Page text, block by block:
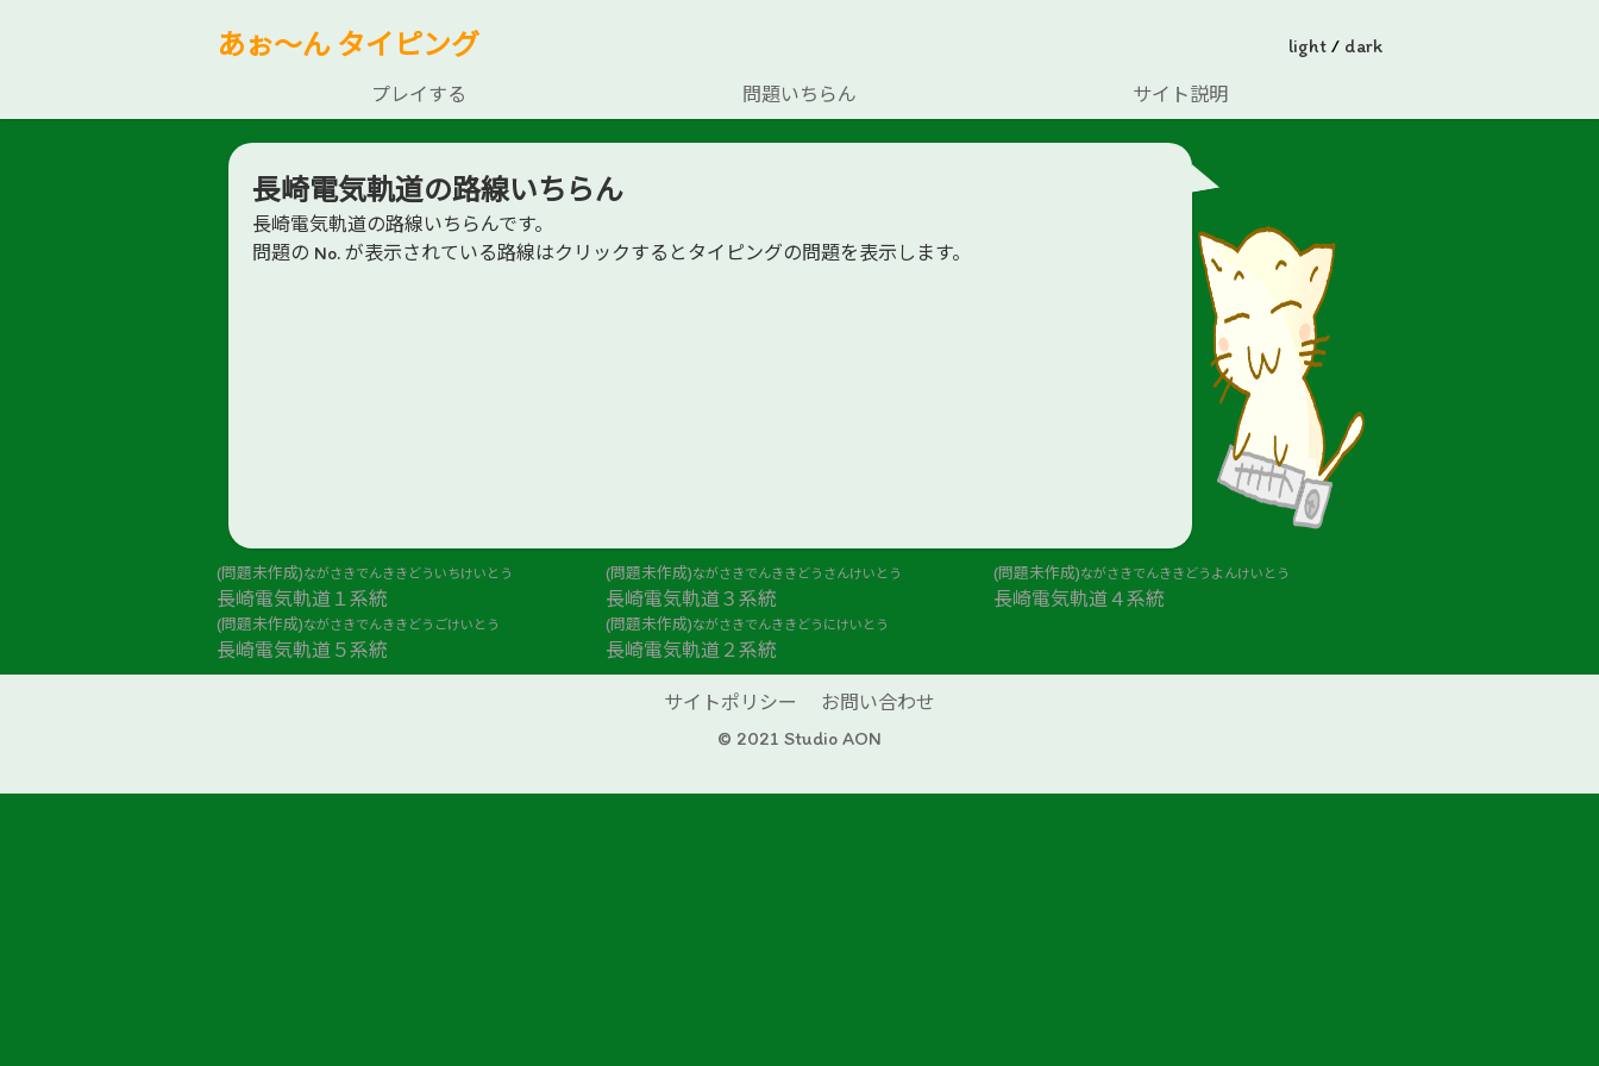
あぉ～ん タイピング light / dark
プレイする 問題いちらん サイト説明
長崎電気軌道の路線いちらん
長崎電気軌道の路線いちらんです。
問題の No. が表示されている路線はクリックするとタイピングの問題を表示します。
(問題未作成)ながさきでんききどういちけいとう
長崎電気軌道１系統
(問題未作成)ながさきでんききどうさんけいとう
長崎電気軌道３系統
(問題未作成)ながさきでんききどうよんけいとう
長崎電気軌道４系統
(問題未作成)ながさきでんききどうごけいとう
長崎電気軌道５系統
(問題未作成)ながさきでんききどうにけいとう
長崎電気軌道２系統
サイトポリシー
お問い合わせ
© 2021 Studio AON